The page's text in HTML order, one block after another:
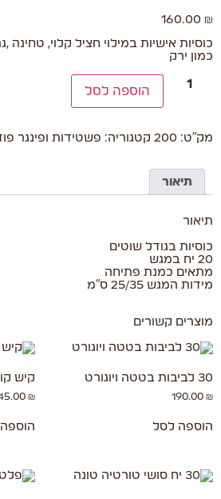
160.00 ₪
כוסיות אישיות במילוי חציל קלוי, טחינה
כמון ירק
הוספה לסל
מק"ט: 200 קטגוריה: פשטידות ופינגר
תיאור
תיאור
כוסיות בגודל שוטים
20 יח במגש
מתאים כמנת פתיחה
מידות המגש 25/35 ס"מ
מוצרים קשורים
30 לביבות בטטה ויוגורט
190.00 ₪
הוספה לסל
קיש קוטר
₪